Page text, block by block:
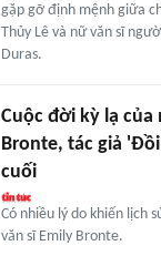
gặp gỡ định mệnh giữa
Thủy Lê và nữ văn sĩ
Duras.
Cuộc đời kỳ lạ của
Bronte, tác giả
cuối
Có nhiều lý do khiến lịch
văn sĩ Emily Bronte.